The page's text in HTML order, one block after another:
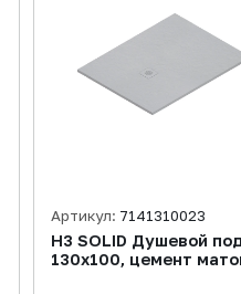
Артикул: 7141310023
H3 SOLID Душевой
130x100, цемент